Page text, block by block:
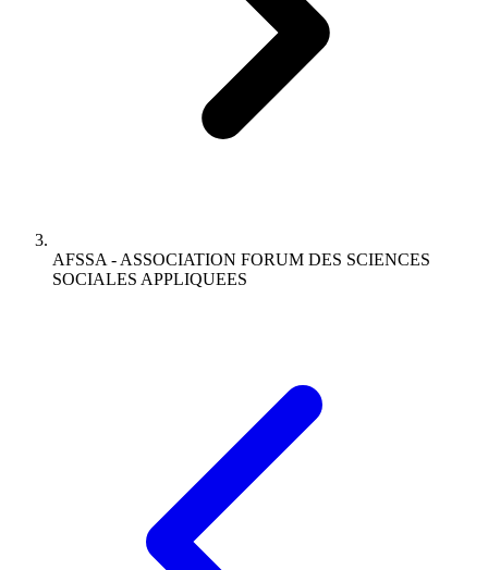
AFSSA - ASSOCIATION FORUM DES SCIENCES
SOCIALES APPLIQUEES